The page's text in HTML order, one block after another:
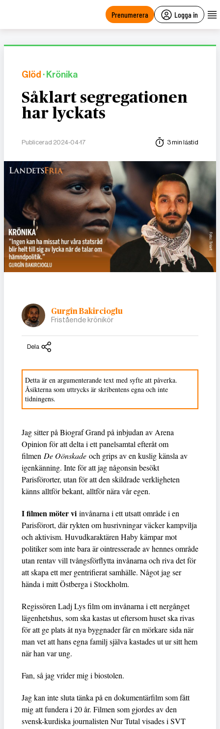
Prenumerera Logga in
Glöd · Krönika
Såklart segregationen
har lyckats
Publicerad 2024-04-17 3 min lästid
Gurgîn Bakircioglu
Fristående krönikör
Dela
Detta är en argumenterande text med syfte att påverka.
Åsikterna som uttrycks är skribentens egna och inte
tidningens.
Jag sitter på Biograf Grand på inbjudan av Arena
Opinion för att delta i ett panelsamtal efteråt om
filmen De Oönskade och grips av en kuslig känsla av
igenkänning. Inte för att jag någonsin besökt
Parisförorter, utan för att den skildrade verkligheten
känns alltför bekant, alltför nära vår egen.
I filmen möter vi invånarna i ett utsatt område i en
Parisförort, där rykten om husrivningar väcker kampvilja
och aktivism. Huvudkaraktären Haby kämpar mot
politiker som inte bara är ointresserade av hennes område
utan rentav vill tvångsförflytta invånarna och riva det för
att skapa ett mer gentrifierat samhälle. Något jag ser
hända i mitt Östberga i Stockholm.
Regissören Ladj Lys film om invånarna i ett nergånget
lägenhetshus, som ska kastas ut eftersom huset ska rivas
för att ge plats åt nya byggnader får en mörkare sida när
man vet att hans egna familj själva kastades ut ur sitt hem
när han var ung.
Fan, så jag vrider mig i biostolen.
Jag kan inte sluta tänka på en dokumentärfilm som fått
mig att fundera i 20 år. Filmen som gjordes av den
svensk-kurdiska journalisten Nur Tutal visades i SVT